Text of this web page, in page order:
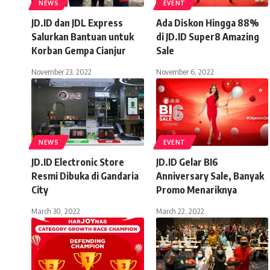
NEWS
JD.ID dan JDL Express
Salurkan Bantuan untuk
Korban Gempa Cianjur
November 23, 2022
EVENT
Ada Diskon Hingga 88%
di JD.ID Super8 Amazing
Sale
November 6, 2022
NEWS
JD.ID Electronic Store
Resmi Dibuka di Gandaria
City
March 30, 2022
EVENT
JD.ID Gelar BI6
Anniversary Sale, Banyak
Promo Menariknya
March 22, 2022